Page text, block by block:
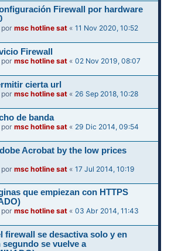
Firewall por hardware
pormsc hotline sat «11 Nov 2020, 10:52
Firewall
pormsc hotline sat «02 Nov 2019, 08:07
cierta url
pormsc hotline sat « 26 Sep 2018, 10:28
de banda
pormsc hotline sat « 29 Dic 2014, 09:54
Acrobat by the low prices
pormsc hotline sat «17 Jul 2014, 10:19
que empiezan con HTTPS
pormsc hotline sat «03 Abr 2014, 11:43
firewall se desactiva solo y en
segundo se vuelve a